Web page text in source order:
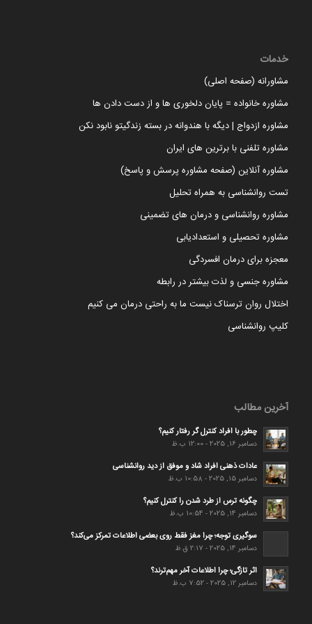
خدمات
مشاورانه (صفحه اصلی)
مشاوره خانواده = پایان دلخوری ها و از دست دادن ها
مشاوره ازدواج | دیگه با هندوانه در بسته زندگیتو نابود نکن
مشاوره تلفنی با برترین های ایران
مشاوره آنلاین (صفحه مشاوره پرسش و پاسخ)
تست روانشناسی به همراه تحلیل
مشاوره روانشناسی و درمان های تضمینی
مشاوره تحصیلی و استعدادیابی
معجزه برای درمان افسردگی
مشاوره جنسی و لذت بیشتر در رابطه
اختلال روان ترسناک نیست ما به راحتی درمان می کنیم
کلیپ روانشناسی
آخرین مطالب
چطور با افراد کنترل گر رفتار کنیم؟
دسامبر 16, 2025 - 12:00 ب.ظ
عادات ذهنی افراد شاد و موفق از دید روانشناسی
دسامبر 15, 2025 - 10:58 ب.ظ
چگونه ترس از طرد شدن را کنترل کنیم؟
دسامبر 14, 2025 - 10:54 ب.ظ
سوگیری توجه؛ چرا مغز فقط روی بعضی اطلاعات تمرکز می‌کند؟
دسامبر 14, 2025 - 2:17 ق.ظ
اثر تازگی؛ چرا اطلاعات آخر مهم‌ترند؟
دسامبر 12, 2025 - 7:52 ب.ظ